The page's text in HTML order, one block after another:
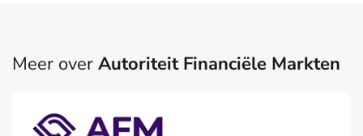
Meer over Autoriteit Financiële Markten